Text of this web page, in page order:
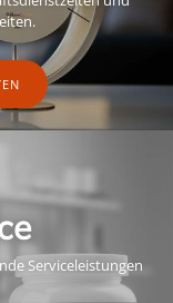
Serviceleistungen